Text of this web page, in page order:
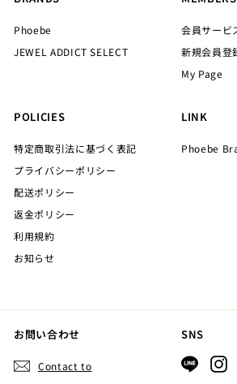
Phoebe
JEWEL ADDICT SELECT
会員サービ
新規会員登
My Page
POLICIES
特定商取引法に基づく表記
プライバシーポリシー
配送ポリシー
返金ポリシー
利用規約
お知らせ
LINK
Phoebe
お問い合わせ
Contact to
SNS
LINE